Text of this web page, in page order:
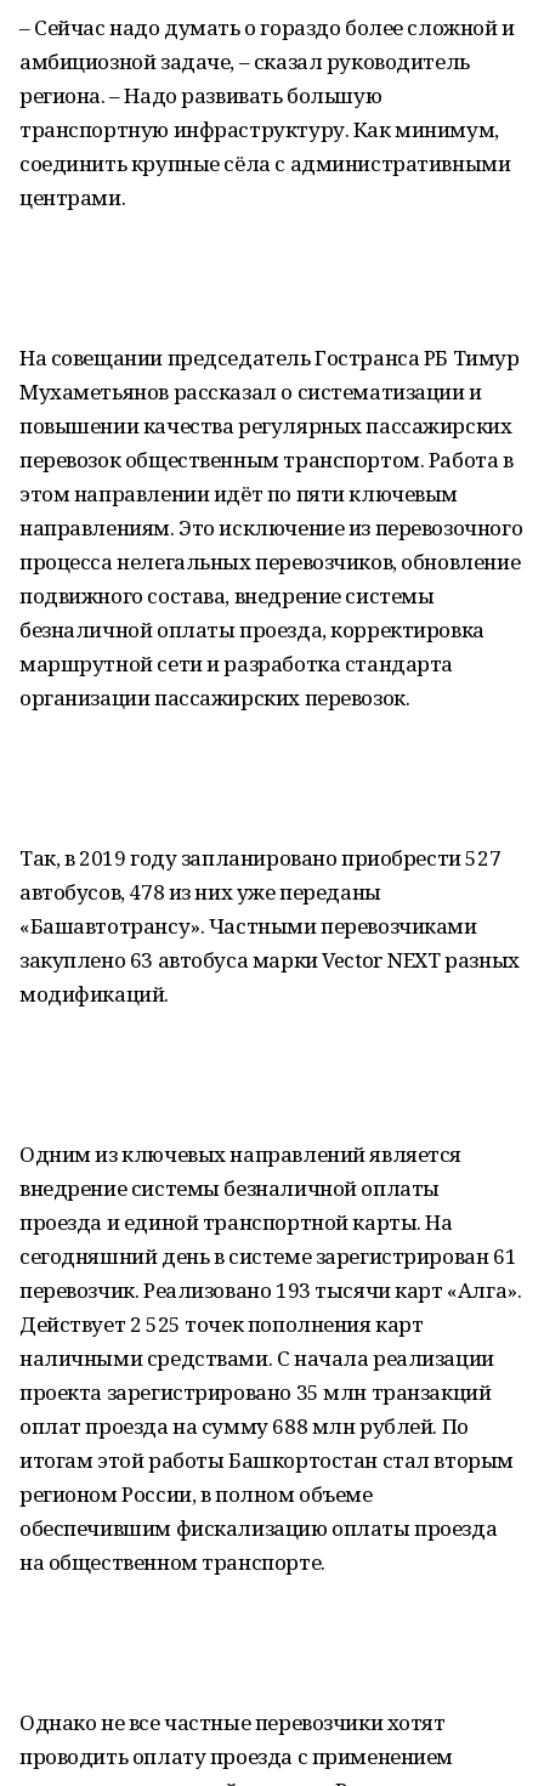
– Сейчас надо думать о гораздо более сложной и
амбициозной задаче, – сказал руководитель
региона. – Надо развивать большую
транспортную инфраструктуру. Как минимум,
соединить крупные сёла с административными
центрами.
На совещании председатель Гостранса РБ Тимур
Мухаметьянов рассказал о систематизации и
повышении качества регулярных пассажирских
перевозок общественным транспортом. Работа в
этом направлении идёт по пяти ключевым
направлениям. Это исключение из перевозочного
процесса нелегальных перевозчиков, обновление
подвижного состава, внедрение системы
безналичной оплаты проезда, корректировка
маршрутной сети и разработка стандарта
организации пассажирских перевозок.
Так, в 2019 году запланировано приобрести 527
автобусов, 478 из них уже переданы
«Башавтотрансу». Частными перевозчиками
закуплено 63 автобуса марки Vector NEXT разных
модификаций.
Одним из ключевых направлений является
внедрение системы безналичной оплаты
проезда и единой транспортной карты. На
сегодняшний день в системе зарегистрирован 61
перевозчик. Реализовано 193 тысячи карт «Алга».
Действует 2 525 точек пополнения карт
наличными средствами. С начала реализации
проекта зарегистрировано 35 млн транзакций
оплат проезда на сумму 688 млн рублей. По
итогам этой работы Башкортостан стал вторым
регионом России, в полном объеме
обеспечившим фискализацию оплаты проезда
на общественном транспорте.
Однако не все частные перевозчики хотят
проводить оплату проезда с применением